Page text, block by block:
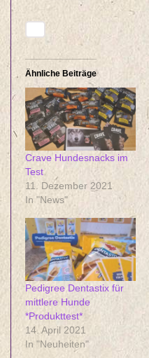
Ähnliche Beiträge
Crave Hundesnacks im
Test
11. Dezember 2021
In "News"
Pedigree Dentastix für
mittlere Hunde
*Produkttest*
14. April 2021
In "Neuheiten"